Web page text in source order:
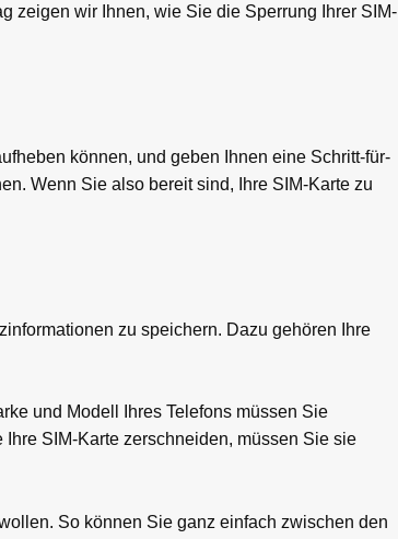
zeigen wir Ihnen, wie Sie die Sperrung Ihrer SIM-
können, und geben Ihnen eine Schritt-für-
Wenn Sie also bereit sind, Ihre SIM-Karte zu
zu speichern. Dazu gehören Ihre
und Modell Ihres Telefons müssen Sie
SIM-Karte zerschneiden, müssen Sie sie
So können Sie ganz einfach zwischen den